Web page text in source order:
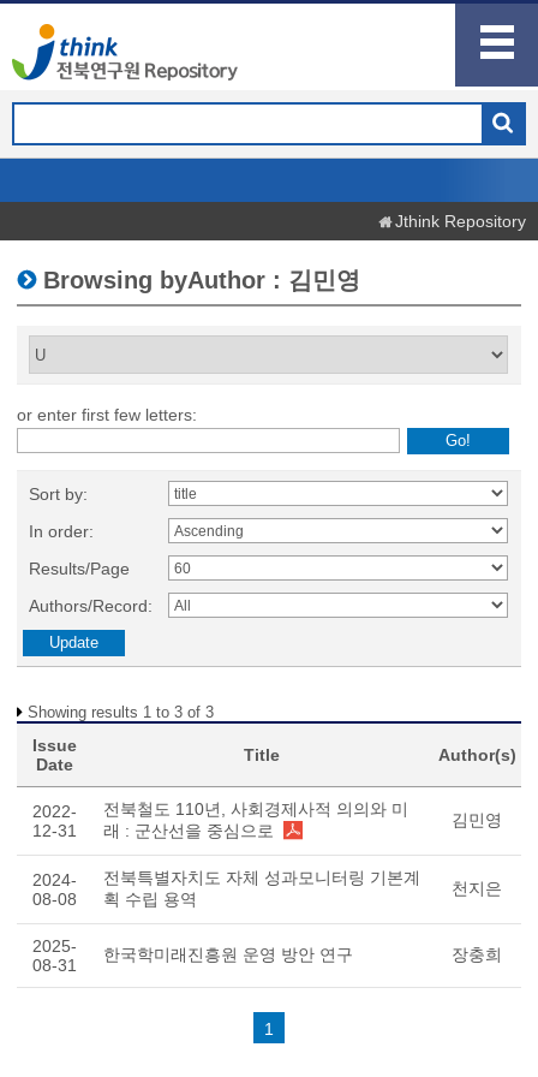
Jthink Repository
Browsing byAuthor : 김민영
or enter first few letters:
Sort by:
In order:
Results/Page
Authors/Record:
Showing results 1 to 3 of 3
Issue
Date
Title Author(s)
2022-
12-31
전북철도 110년, 사회경제사적 의의와 미
래 : 군산선을 중심으로
김민영
2024-
08-08
전북특별자치도 자체 성과모니터링 기본계
획 수립 용역
천지은
2025-
08-31
한국학미래진흥원 운영 방안 연구 장충희
1